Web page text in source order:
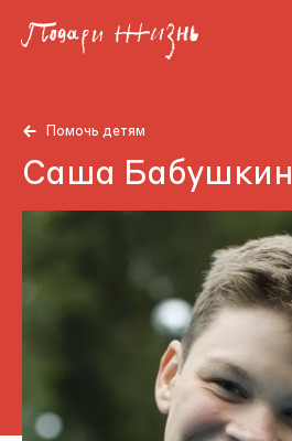
Помочь детям
Саша Бабушкин